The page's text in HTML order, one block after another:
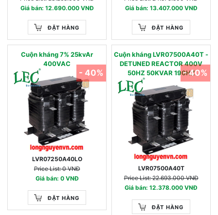
Giá bán: 12.690.000 VNĐ
ĐẶT HÀNG
Giá bán: 13.407.000 VNĐ
ĐẶT HÀNG
Cuộn kháng 7% 25kvAr
400VAC
LVR07250A40LO
Price List: 0 VNĐ
Giá bán: 0 VNĐ
ĐẶT HÀNG
- 40%
Cuộn kháng LVR07500A40T -
DETUNED REACTOR 400V
50HZ 50KVAR 190HZ
LVR07500A40T
Price List: 22.693.000 VNĐ
Giá bán: 12.378.000 VNĐ
ĐẶT HÀNG
- 40%